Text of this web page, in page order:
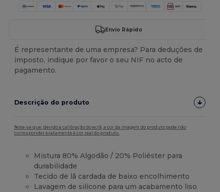
Envio Rápido
É representante de uma empresa? Para deduções de
imposto, indique por favor o seu NIF no acto de
pagamento.
Descrição do produto
Note-se que, devido à calibração do ecrã, a cor da imagem do produto pode não
corresponder exatamente à cor real do produto.
Mistura 80% Algodão / 20% Poliéster para
durabilidade
Tecido de lã cardada de baixo encolhimento
Lavagem de silicone para um acabamento liso